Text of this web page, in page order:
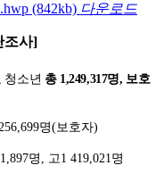
(842kb) 다운로드
조사]
청소년 총 1,249,317명, 보호
명(보호자)
명 , 고1 419,021명